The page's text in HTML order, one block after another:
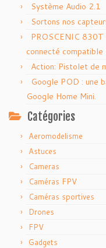
Système Audio 2.1
Sortons nos
PROSCENIC
connecté compatible
Action: Pistolet de
Google POD : une
Google Home Mini.
Catégories
Aeromodelisme
Astuces
Cameras
Caméras FPV
Caméras sportives
Drones
FPV
Gadgets